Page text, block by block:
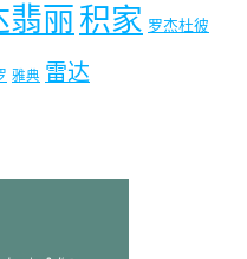
翡丽 积家 罗杰杜彼
雅典 雷达